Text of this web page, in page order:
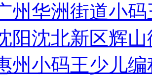
州华洲街道小
阳沈北新区辉
州小码王少儿